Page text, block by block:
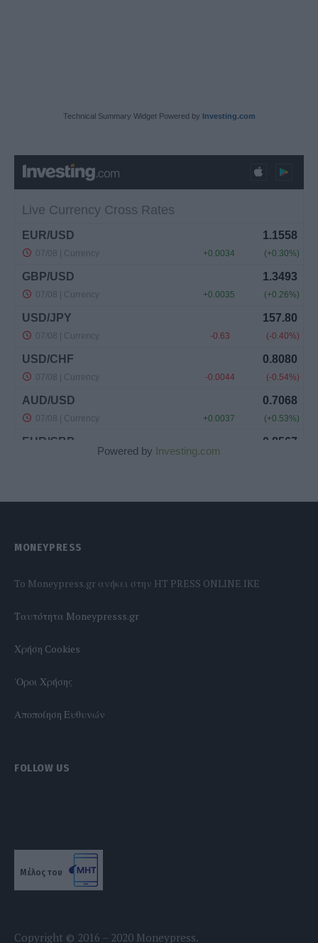
Technical Summary Widget Powered by Investing.com
Powered by Investing.com
MONEYPRESS
To Moneypress.gr ανήκει στην HT PRESS ONLINE IKE
Tαυτότητα Moneypresss.gr
Χρήση Cookies
'Οροι Χρήσης
Αποποίηση Ευθυνών
FOLLOW US
Μέλος του
Copyright © 2016 – 2020 Moneypress.